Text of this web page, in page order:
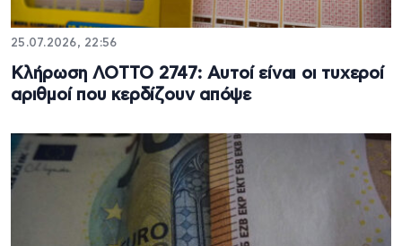
25.07.2026, 22:56
Κλήρωση ΛΟΤΤΟ 2747: Αυτοί είναι οι τυχεροί
αριθμοί που κερδίζουν απόψε